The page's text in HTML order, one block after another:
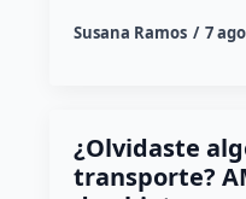
Susana Ramos 7
¿Olvidaste
transporte?